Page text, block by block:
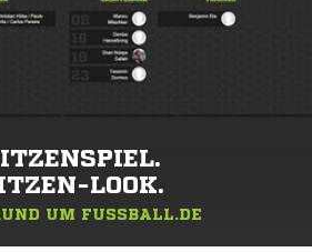
LOOK.
UM FUSSBALL.DE